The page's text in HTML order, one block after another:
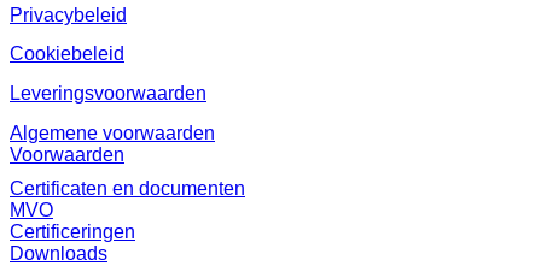
Privacybeleid
Cookiebeleid
Leveringsvoorwaarden
Algemene voorwaarden
Voorwaarden
Certificaten en documenten
MVO
Certificeringen
Downloads